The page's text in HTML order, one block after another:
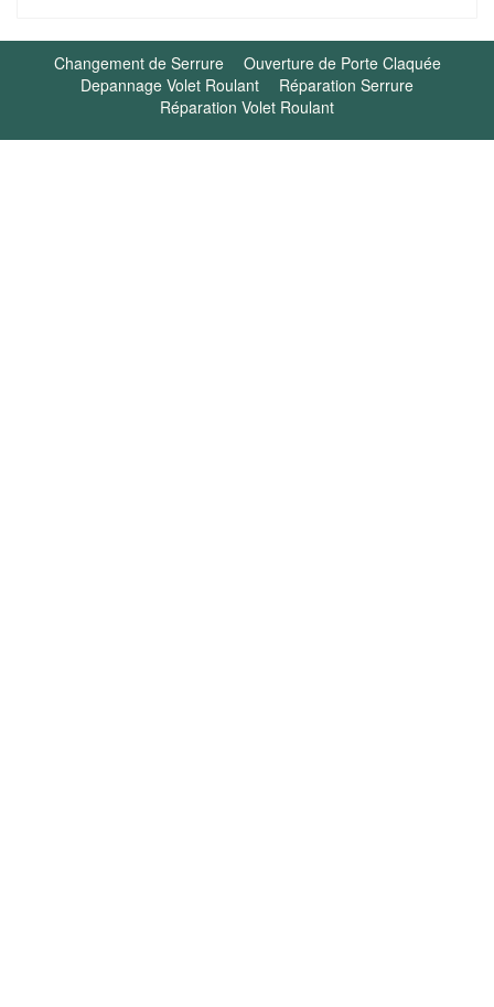
Changement de Serrure
Ouverture de Porte Claquée
Depannage Volet Roulant
Réparation Serrure
Réparation Volet Roulant